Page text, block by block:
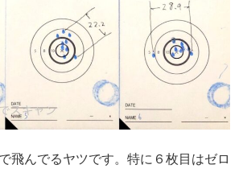
飛んでるヤツです。特に６枚目はゼロ